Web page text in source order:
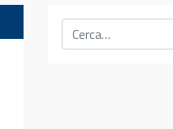
Cerca